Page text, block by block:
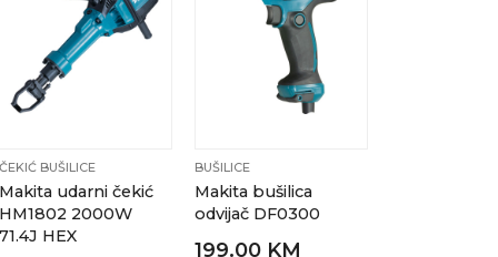
ČEKIĆ BUŠILICE
Makita udarni čekić
HM1802 2000W
71.4J HEX
BUŠILICE
Makita bušilica
odvijač DF0300
199.00 KM